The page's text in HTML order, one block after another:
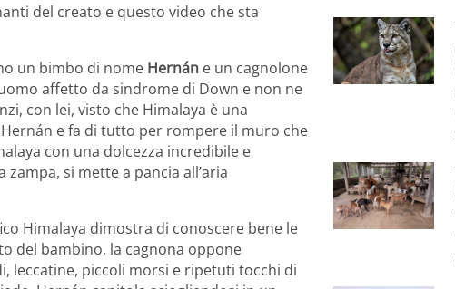
del creato e questo video che sta
un bimbo di nome Hernán e un cagnolone
affetto da sindrome di Down e non ne
con lei, visto che Himalaya è una
e fa di tutto per rompere il muro che
con una dolcezza incredibile e
si mette a pancia all’aria
Himalaya dimostra di conoscere bene le
del bambino, la cagnona oppone
leccatine, piccoli morsi e ripetuti tocchi di